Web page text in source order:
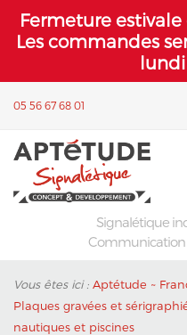
Fermeture
Les commandes
05 56 67 68 01
Signalétique
Communication
Vous êtes ici : Aptétude ~
Plaques gravées et
nautiques et piscines